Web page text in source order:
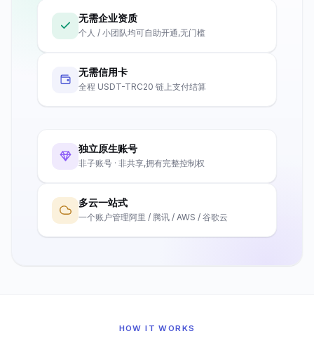
无需企业资质
个人 / 小团队均可自助开通,无门槛
无需信用卡
全程 USDT-TRC20 链上支付结算
独立原生账号
非子账号 · 非共享,拥有完整控制权
多云一站式
一个账户管理阿里 / 腾讯 / AWS / 谷歌云
HOW IT WORKS